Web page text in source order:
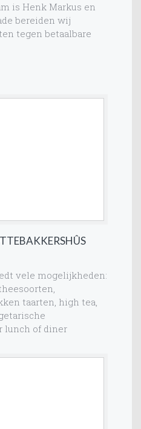
is Henk Markus en
bereiden wij
tegen betaalbare
vele mogelijkheden:
taarten, high tea,
lunch of diner